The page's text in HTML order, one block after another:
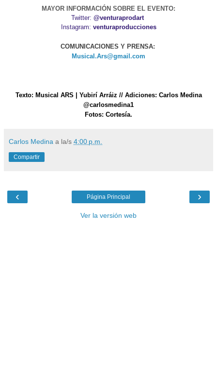
MAYOR INFORMACIÓN SOBRE EL EVENTO:
Twitter: @venturaprodart
Instagram: venturaproducciones
COMUNICACIONES Y PRENSA:
Musical.Ars@gmail.com
Texto: Musical ARS | Yubirí Arráiz // Adiciones: Carlos Medina
@carlosmedina1
Fotos: Cortesía.
Carlos Medina a la/s 4:00 p.m.
Compartir
‹ ›
Página Principal
Ver la versión web